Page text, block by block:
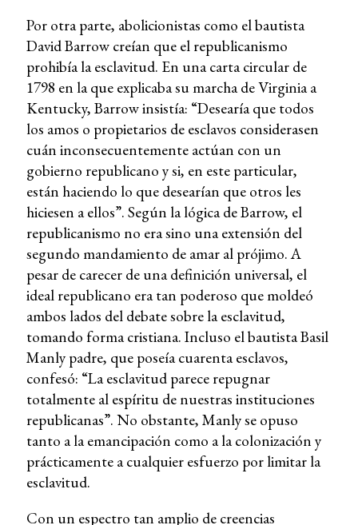
Por otra parte, abolicionistas como el bautista
David Barrow creían que el republicanismo
prohibía la esclavitud. En una carta circular de
1798 en la que explicaba su marcha de Virginia a
Kentucky, Barrow insistía: “Desearía que todos
los amos o propietarios de esclavos considerasen
cuán inconsecuentemente actúan con un
gobierno republicano y si, en este particular,
están haciendo lo que desearían que otros les
hiciesen a ellos”. Según la lógica de Barrow, el
republicanismo no era sino una extensión del
segundo mandamiento de amar al prójimo. A
pesar de carecer de una definición universal, el
ideal republicano era tan poderoso que moldeó
ambos lados del debate sobre la esclavitud,
tomando forma cristiana. Incluso el bautista Basil
Manly padre, que poseía cuarenta esclavos,
confesó: “La esclavitud parece repugnar
totalmente al espíritu de nuestras instituciones
republicanas”. No obstante, Manly se opuso
tanto a la emancipación como a la colonización y
prácticamente a cualquier esfuerzo por limitar la
esclavitud.
Con un espectro tan amplio de creencias